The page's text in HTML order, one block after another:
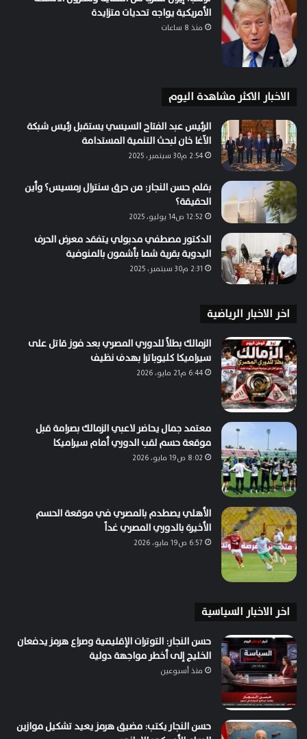
الأمريكية يواجه تحديات متزايدة
منذ 8 ساعات
الاخبار الاكثر مشاهدة اليوم
الرئيس عبد الفتاح السيسي يستقبل رئيس شبكة
الآغا خان لبحث التنمية المستدامة
2:54 م30 سبتمبر، 2025
بقلم حسن النجار: من حرق سنترال رمسيس؟ وأين
الحقيقة؟
12:52 ص14 يوليو، 2025
الدكتور مصطفي مدبولي يتفقد معرض الحرف
اليدوية بقرية شما بأشمون بالمنوفية
2:31 م30 سبتمبر، 2025
اخر الاخبار الرياضية
الزمالك بطلاً للدوري المصري بعد فوز قاتل على
سيراميكا كليوباترا بهدف نظيف
6:44 م21 مايو، 2026
معتمد جمال يحاضر لاعبي الزمالك بصرامة قبل
موقعة حسم لقب الدوري أمام سيراميكا
8:02 ص19 مايو، 2026
الأهلي يصطدم بالمصري في موقعة الحسم
الأخيرة بالدوري المصري غداً
6:57 ص19 مايو، 2026
اخر الاخبار السياسية
حسن النجار: التوترات الإقليمية وصراع هرمز يدفعان
الخليج إلى أخطر مواجهة دولية
منذ أسبوعين
حسن النجار يكتب: مضيق هرمز يعيد تشكيل موازين